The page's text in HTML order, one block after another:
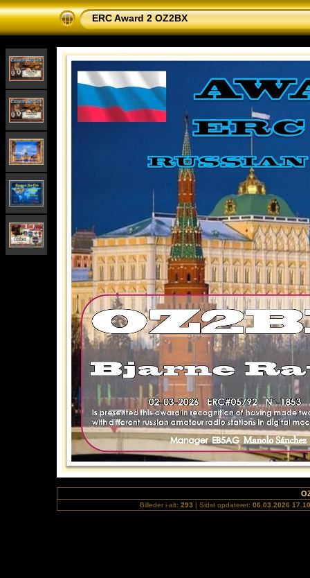
ERC Award 2 OZ2BX
Billeder i alt: 293 | Sidst opdateret: 06.03.2026 17.10